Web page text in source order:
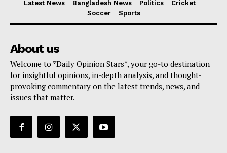
Latest News Bangladesh News Politics
Cricket
Soccer
Sports
About us
Welcome to *Daily Opinion Stars*, your go-to destination
for insightful opinions, in-depth analysis, and thought-
provoking commentary on the latest trends, news, and
issues that matter.